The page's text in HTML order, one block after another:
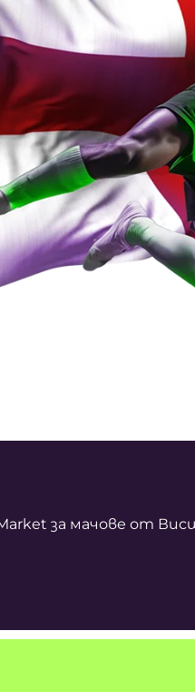
за мачове от